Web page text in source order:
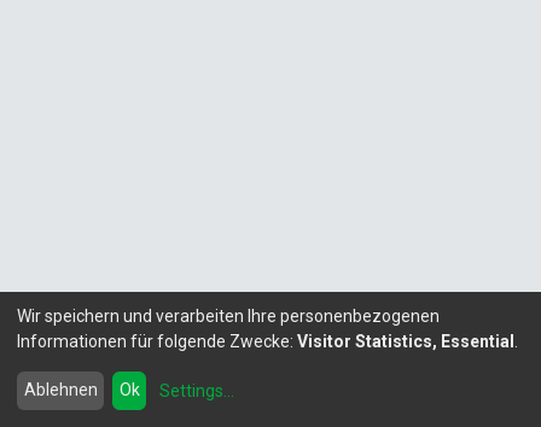
Powered by
- Die #1
Wir speichern und verarbeiten Ihre personenbezogenen
Informationen für folgende Zwecke: Visitor Statistics, Essential
Ablehnen Ok Settings...